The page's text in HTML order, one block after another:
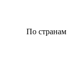
По странам